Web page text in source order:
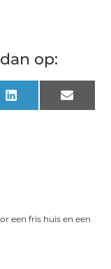
op:
LinkedIn Email
een fris huis en een